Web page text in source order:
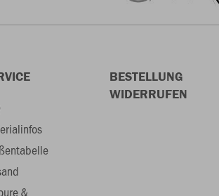
&
BESTELLUNG
WIDERRUFEN